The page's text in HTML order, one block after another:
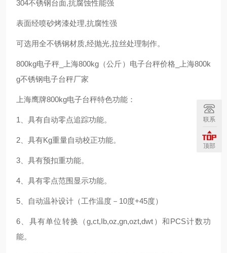
304不锈钢台面,抗腐蚀性能强
表面经喷砂烤漆处理,抗腐性强
可选用全不锈钢材质,经抛光,拉丝处理制作。
800kg电子秤_上海800kg（公斤）电子台秤价格_上海800k
g不锈钢电子台秤厂家
上海鹰牌800kg电子台秤特色功能：
1、具有自动零点追踪功能。
2、具有Kg重量自动校正功能。
3、具有预扣重功能。
4、具有零点范围显示功能。
5、自动温补设计（工作温度－10度+45度）
6、具有单位转换（g,ct,Ib,oz,gn,ozt,dwt）和PCS计数功
能。
联系
顶部